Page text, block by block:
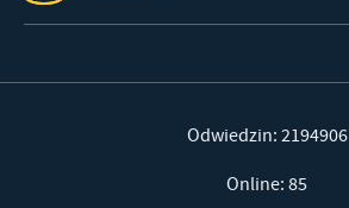
Odwiedzin: 2194906
Online: 85